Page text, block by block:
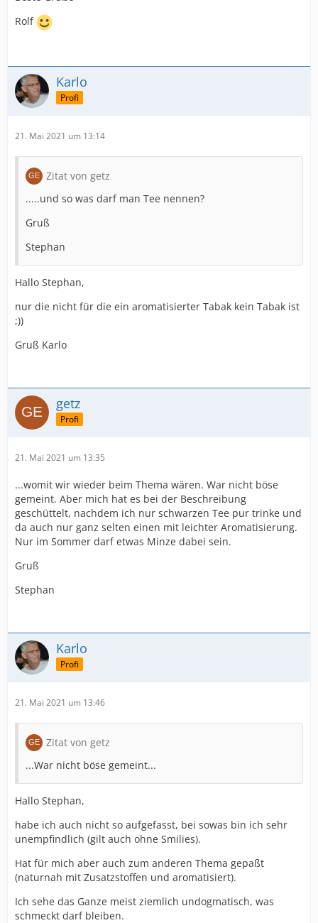
Rolf
Karlo
Profi
21. Mai 2021 um 13:14
Zitat von getz
.....und so was darf man Tee nennen?
Gruß
Stephan
Hallo Stephan,
nur die nicht für die ein aromatisierter Tabak kein Tabak ist
;))
Gruß Karlo
getz
Profi
21. Mai 2021 um 13:35
...womit wir wieder beim Thema wären. War nicht böse
gemeint. Aber mich hat es bei der Beschreibung
geschüttelt, nachdem ich nur schwarzen Tee pur trinke und
da auch nur ganz selten einen mit leichter Aromatisierung.
Nur im Sommer darf etwas Minze dabei sein.
Gruß
Stephan
Karlo
Profi
21. Mai 2021 um 13:46
Zitat von getz
...War nicht böse gemeint...
Hallo Stephan,
habe ich auch nicht so aufgefasst, bei sowas bin ich sehr
unempfindlich (gilt auch ohne Smilies).
Hat für mich aber auch zum anderen Thema gepaßt
(naturnah mit Zusatzstoffen und aromatisiert).
Ich sehe das Ganze meist ziemlich undogmatisch, was
schmeckt darf bleiben.